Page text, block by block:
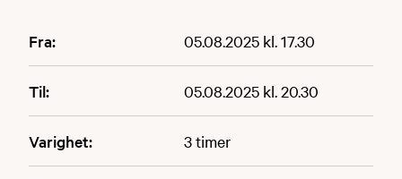
Fra: 05.08.2025 kl. 17.30
Til: 05.08.2025 kl. 20.30
Varighet: 3 timer